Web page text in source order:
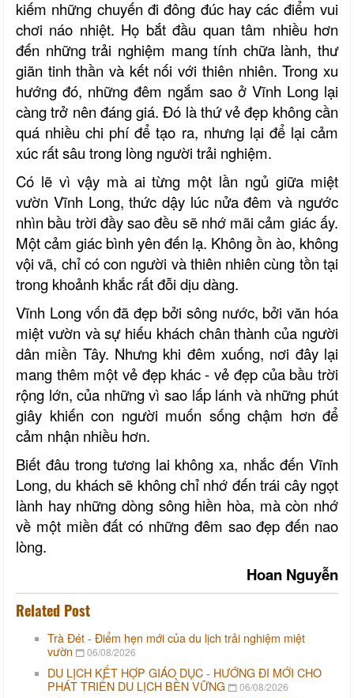
kiếm những chuyến đi đông đúc hay các điểm vui
chơi náo nhiệt. Họ bắt đầu quan tâm nhiều hơn
đến những trải nghiệm mang tính chữa lành, thư
giãn tinh thần và kết nối với thiên nhiên. Trong xu
hướng đó, những đêm ngắm sao ở Vĩnh Long lại
càng trở nên đáng giá. Đó là thứ vẻ đẹp không cần
quá nhiều chi phí để tạo ra, nhưng lại để lại cảm
xúc rất sâu trong lòng người trải nghiệm.
Có lẽ vì vậy mà ai từng một lần ngủ giữa miệt
vườn Vĩnh Long, thức dậy lúc nửa đêm và ngước
nhìn bầu trời đầy sao đều sẽ nhớ mãi cảm giác ấy.
Một cảm giác bình yên đến lạ. Không ồn ào, không
vội vã, chỉ có con người và thiên nhiên cùng tồn tại
trong khoảnh khắc rất đỗi dịu dàng.
Vĩnh Long vốn đã đẹp bởi sông nước, bởi văn hóa
miệt vườn và sự hiếu khách chân thành của người
dân miền Tây. Nhưng khi đêm xuống, nơi đây lại
mang thêm một vẻ đẹp khác - vẻ đẹp của bầu trời
rộng lớn, của những vì sao lấp lánh và những phút
giây khiến con người muốn sống chậm hơn để
cảm nhận nhiều hơn.
Biết đâu trong tương lai không xa, nhắc đến Vĩnh
Long, du khách sẽ không chỉ nhớ đến trái cây ngọt
lành hay những dòng sông hiền hòa, mà còn nhớ
về một miền đất có những đêm sao đẹp đến nao
lòng.
Hoan Nguyễn
Related Post
Trà Đét - Điểm hẹn mới của du lịch trải nghiệm miệt
vườn
06/08/2026
DU LỊCH KẾT HỢP GIÁO DỤC - HƯỚNG ĐI MỚI CHO
PHÁT TRIỂN DU LỊCH BỀN VỮNG
06/08/2026